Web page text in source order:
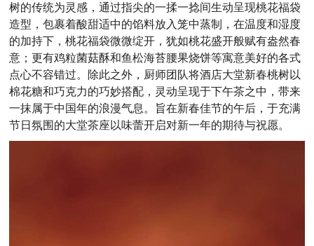
树的传统为灵感，通过指尖的一揉一捻间生动呈现桃花福袋
造型，包裹着酸甜适中的馅料放入笼中蒸制，在温度和湿度
的加持下，桃花福袋微微绽开，犹如桃花盛开般赋有盎然春
意；更有鸡粒菌菇酥和鱼松海苔腰果烧饼等寓意美好的各式
点心不容错过。除此之外，厨师团队将酒店大堂新春桃树以
棉花糖和巧克力的巧妙搭配，灵动呈现于下午茶之中，带来
一抹属于中国年的浪漫气息。旨在新春佳节的午后，于充满
节日氛围的大堂茶座以味蕾开启对新一年的期待与祝愿。